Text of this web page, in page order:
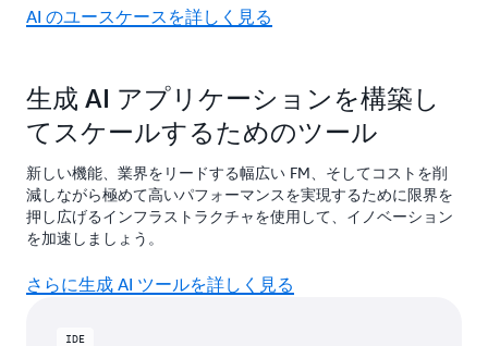
AI のユースケースを詳しく見る
生成 AI アプリケーションを構築し
てスケールするためのツール
新しい機能、業界をリードする幅広い FM、そしてコストを削
減しながら極めて高いパフォーマンスを実現するために限界を
押し広げるインフラストラクチャを使用して、イノベーション
を加速しましょう。
さらに生成 AI ツールを詳しく見る
IDE